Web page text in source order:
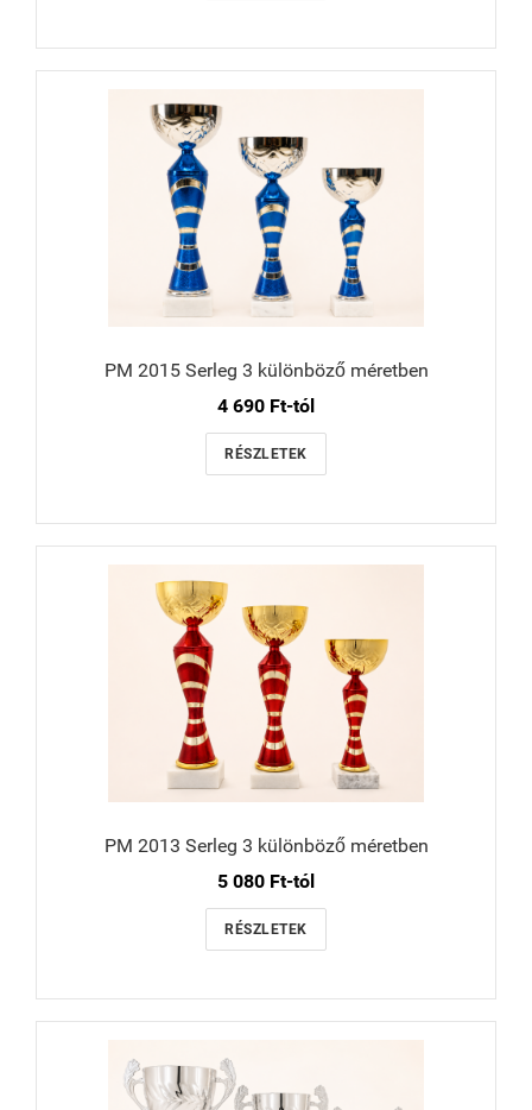
PM 2015 Serleg 3 különböző méretben
4 690 Ft-tól
RÉSZLETEK
PM 2013 Serleg 3 különböző méretben
5 080 Ft-tól
RÉSZLETEK